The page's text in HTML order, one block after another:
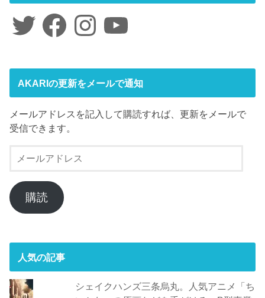
Twitter FacebookInstagramYouTube
AKARIの更新をメールで通知
メールアドレスを記入して購読すれば、更新をメールで
受信できます。
ー
ル
ア
ド
購読
人気の記事
シェイクハンズ三条烏丸。人気アニメ「ち